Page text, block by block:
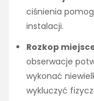
ciśnienia
instalacji.
Rozkop
obserwacje
wykonać
wykluczyć